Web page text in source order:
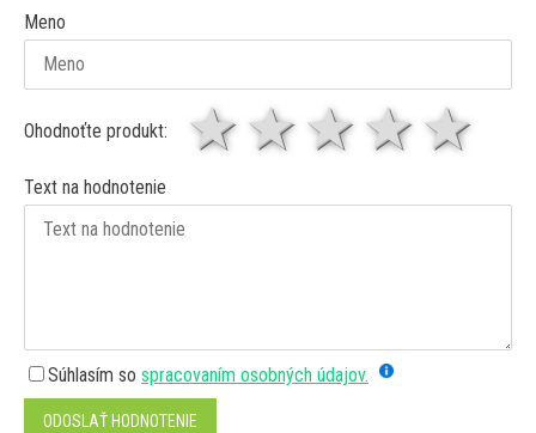
Meno
Ohodnoťte produkt: 4
3
2 hviezdy
1 hviezda
Text na hodnotenie
Súhlasím so spracovaním osobných údajov.
ODOSLAŤ HODNOTENIE